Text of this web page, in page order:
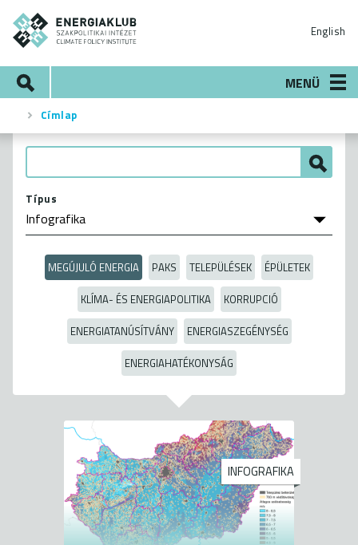
Ugrás
tartalomra
English
MENÜ
Morzsa
Címlap
Típus
MEGÚJULÓ ENERGIA PAKS TELEPÜLÉSEK
ÉPÜLETEK
KLÍMA- ÉS ENERGIAPOLITIKA
KORRUPCIÓ
ENERGIATANÚSÍTVÁNY
ENERGIASZEGÉNYSÉG
ENERGIAHATÉKONYSÁG
INFOGRAFIKA